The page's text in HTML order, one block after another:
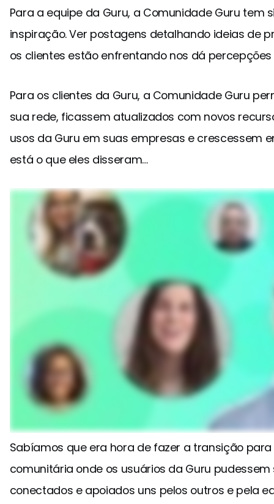
Para a equipe da Guru, a Comunidade Guru tem
inspiração. Ver postagens detalhando ideias de
os clientes estão enfrentando nos dá
Para os clientes da Guru, a Comunidade Guru
sua rede, ficassem atualizados com novos
usos da Guru em suas empresas e crescessem
está o que eles disseram…
Sabíamos que era hora de fazer a transição
comunitária onde os usuários da Guru
conectados e apoiados uns pelos outros e pela